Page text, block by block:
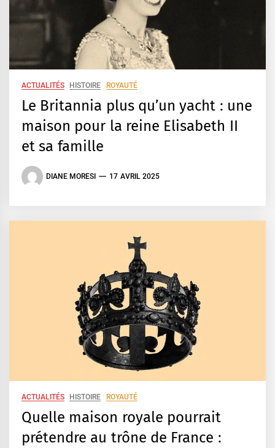
ACTUALITÉS HISTOIRE ROYAUTÉ
Le Britannia plus qu’un yacht : une
maison pour la reine Elisabeth II
et sa famille
DIANE MORESI 17 AVRIL 2025
ACTUALITÉS HISTOIRE ROYAUTÉ
Quelle maison royale pourrait
prétendre au trône de France :